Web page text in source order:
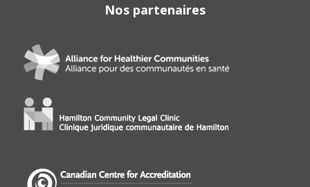
Nos partenaires